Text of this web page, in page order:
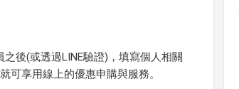
後(或透過LINE驗證)，填寫個人相關
可享用線上的優惠申購與服務。